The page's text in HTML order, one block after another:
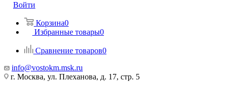
Войти
Корзина0
Избранные товары0
Сравнение товаров0
info@vostokm.msk.ru
г. Москва, ул. Плеханова, д. 17, стр. 5